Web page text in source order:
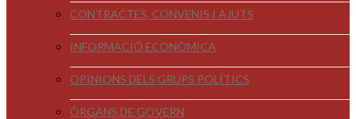
CONTRACTES, CONVENIS I AJUTS
INFORMACIÓ ECONÒMICA
OPINIONS DELS GRUPS POLÍTICS
ÒRGANS DE GOVERN